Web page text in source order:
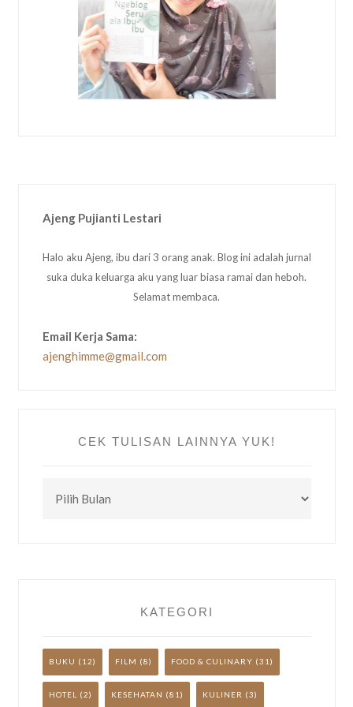
Ajeng Pujianti Lestari
Halo aku Ajeng, ibu dari 3 orang anak. Blog ini adalah jurnal
suka duka keluarga aku yang luar biasa ramai dan heboh.
Selamat membaca.
Email Kerja Sama:
ajenghimme@gmail.com
CEK TULISAN LAINNYA YUK!
TULISAN
KATEGORI
BUKU (12) FILM (8) FOOD & CULINARY (31)
HOTEL (2) KESEHATAN (81) KULINER (3)